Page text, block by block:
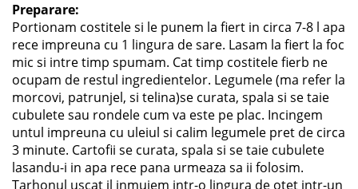
Preparare:
Portionam costitele si le punem la fiert in circa 7-8 l apa
rece impreuna cu 1 lingura de sare. Lasam la fiert la foc
mic si intre timp spumam. Cat timp costitele fierb ne
ocupam de restul ingredientelor. Legumele (ma refer la
morcovi, patrunjel, si telina)se curata, spala si se taie
cubulete sau rondele cum va este pe plac. Incingem
untul impreuna cu uleiul si calim legumele pret de circa
3 minute. Cartofii se curata, spala si se taie cubulete
lasandu-i in apa rece pana urmeaza sa ii folosim.
Tarhonul uscat il inmuiem intr-o lingura de otet intr-un